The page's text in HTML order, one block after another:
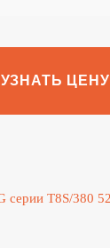
УЗНАТЬ ЦЕНУ